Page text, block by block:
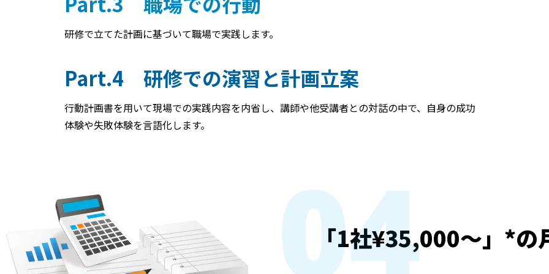
研修で立てた計画に基づいて職場で実践します。
Part.4 研修での演習と計画立案
行動計画書を用いて現場での実践内容を内省し、講師や他受講者との対話の中で、自身の成功
体験や失敗体験を言語化します。
04
「1社¥35,000～」*の